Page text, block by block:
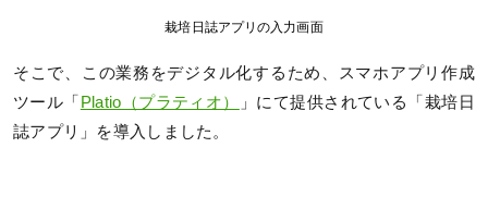
栽培日誌アプリの入力画面
そこで、この業務をデジタル化するため、スマホアプリ作成
ツール「Platio（プラティオ）
」にて提供されている「栽培日
誌アプリ」を導入しました。